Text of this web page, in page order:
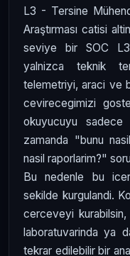
L3 - Tersine
Araştırması catisi
seviye bir SOC
yalnizca teknik
telemetriyi, araci ve
cevirecegimizi
okuyucuyu
zamanda "bunu
nasil raporlarim?"
Bu nedenle bu
sekilde kurgulandi.
cerceveyi
laboratuvarinda ya
tekrar edilebilir bir